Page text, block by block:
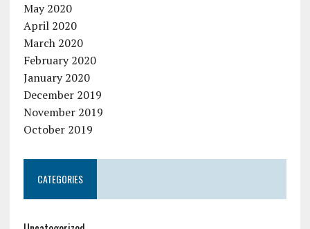
May 2020
April 2020
March 2020
February 2020
January 2020
December 2019
November 2019
October 2019
CATEGORIES